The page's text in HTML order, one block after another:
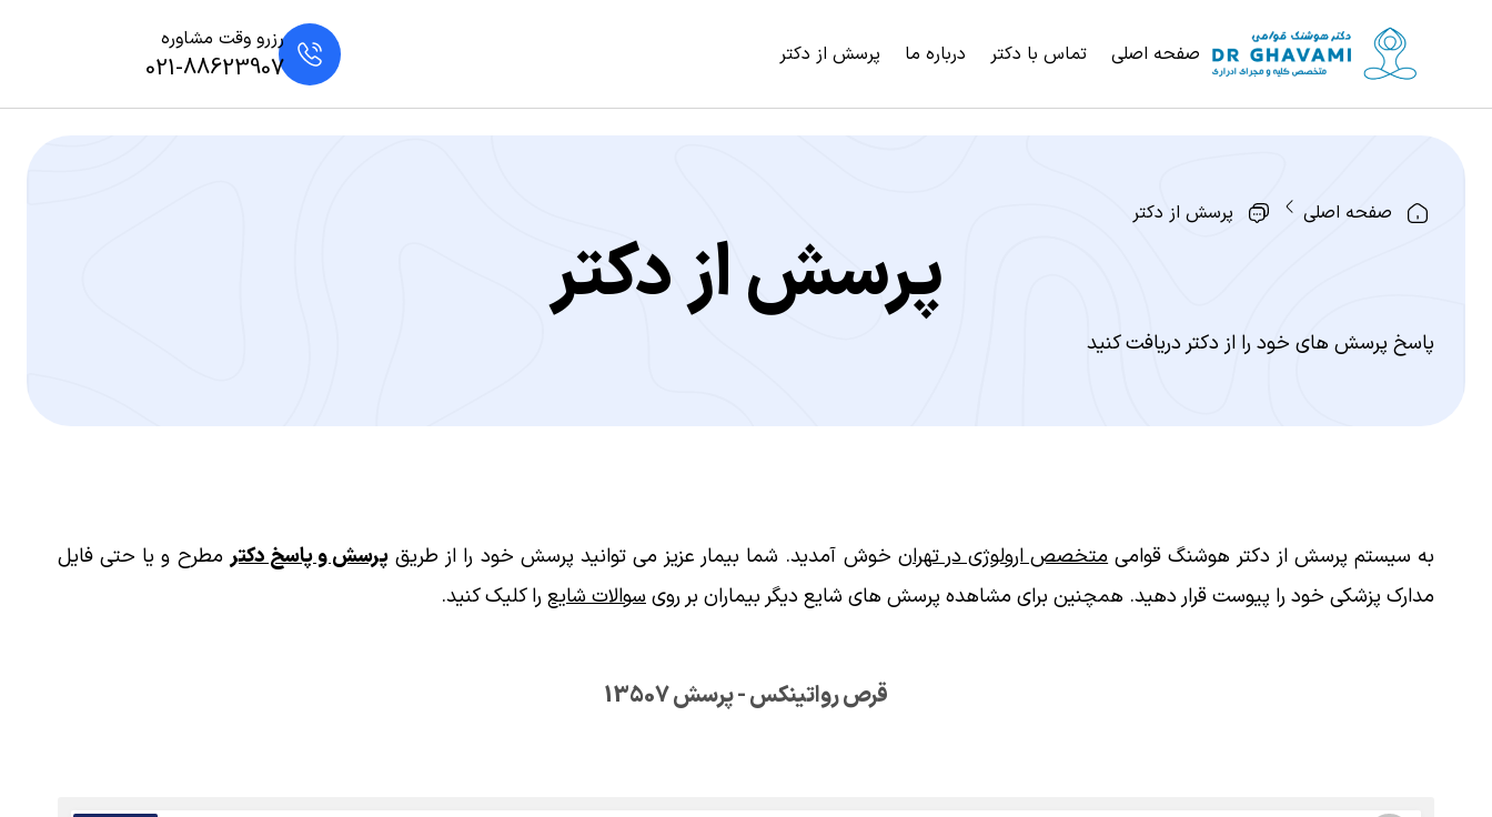
صفحه اصلی تماس با دکتر درباره ما پرسش از دکتر
رزرو وقت مشاوره
021-88623907
صفحه اصلی پرسش از دکتر
پرسش از دکتر
پاسخ پرسش های خود را از دکتر دریافت کنید
به سیستم پرسش از دکتر هوشنگ قوامیمتخصص ارولوژی در تهران خوش آمدید. شما بیمار عزیز می توانید پرسش خود را از طریق پرسش و پاسخ دکتر مطرح و یا حتی فایل
مدارک پزشکی خود را پیوست قرار دهید. همچنین برای مشاهده پرسش های شایع دیگر بیماران بر رویسوالات شایع را کلیک کنید.
قرص رواتینکس - پرسش 13507